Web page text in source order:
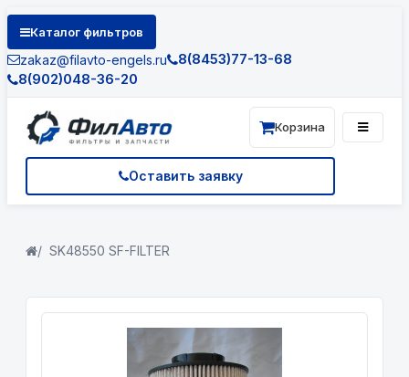
Каталог фильтров
zakaz@filavto-engels.ru
8(8453)77-13-68
8(902)048-36-20
Оставить заявку
Корзина
SK48550 SF-FILTER